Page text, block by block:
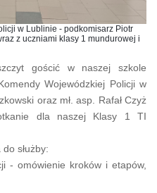
w Lublinie - podkomisarz Piotr
z uczniami klasy 1 mundurowej i
gościć w naszej szkole
Wojewódzkiej Policji w
oraz mł. asp. Rafał Czyż
dla naszej Klasy 1 TI
służby:
- omówienie kroków i etapów,